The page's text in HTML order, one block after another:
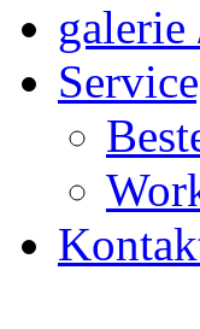
galerie